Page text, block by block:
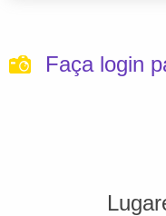
Faça login